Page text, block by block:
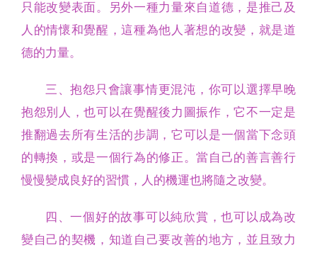
只能改變表面。另外一種力量來自道德，是推己及
人的情懷和覺醒，這種為他人著想的改變，就是道
德的力量。
三、抱怨只會讓事情更混沌，你可以選擇早晚
抱怨別人，也可以在覺醒後力圖振作，它不一定是
推翻過去所有生活的步調，它可以是一個當下念頭
的轉換，或是一個行為的修正。當自己的善言善行
慢慢變成良好的習慣，人的機運也將隨之改變。
四、一個好的故事可以純欣賞，也可以成為改
變自己的契機，知道自己要改善的地方，並且致力